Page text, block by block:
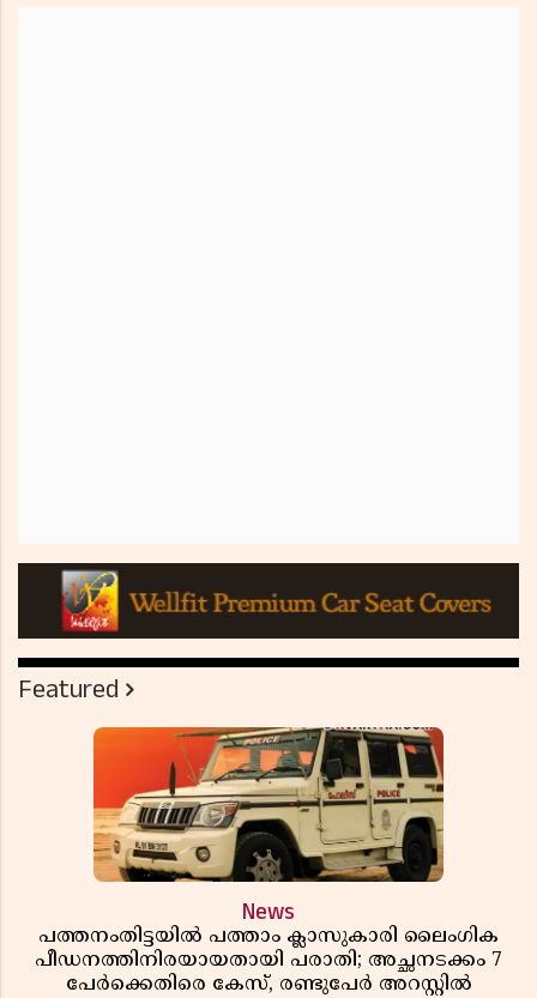
Featured
News
പത്തനംതിട്ടയിൽ പത്താം ക്ലാസുകാരി ലൈംഗിക
പീഡനത്തിനിരയായതായി പരാതി; അച്ഛനടക്കം 7
പേർക്കെതിരെ കേസ്, രണ്ടുപേർ അറസ്റ്റിൽ